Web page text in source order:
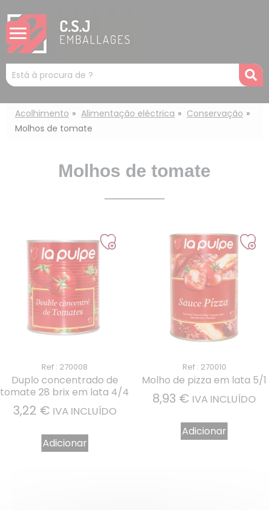
Mots
clés
:
Acolhimento Alimentação eléctrica
Conservação
Molhos de tomate
Molhos de tomate
Ref : 270008
Duplo concentrado de
tomate 28 brix em lata 4/4
3,22 € IVA INCLUÍDO
Adicionar
Ref : 270010
Molho de pizza em lata 5/1
8,93 € IVA INCLUÍDO
Adicionar